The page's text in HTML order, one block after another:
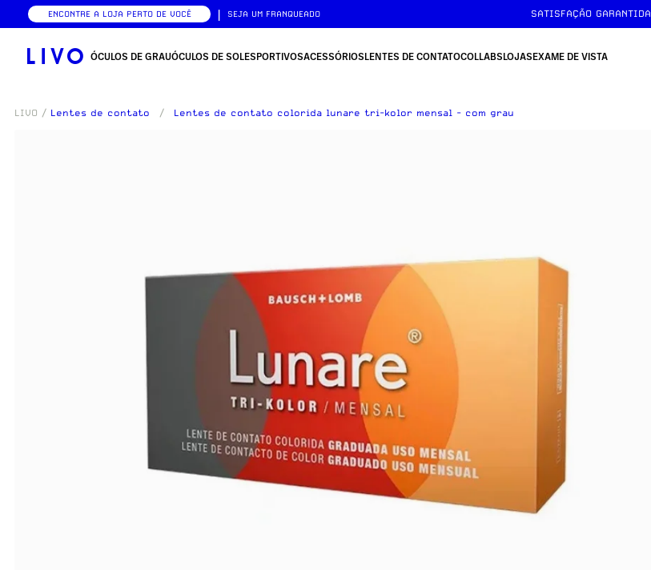
ENCONTRE A LOJA PERTO DE VOCÊ | SEJA UM FRANQUEADO SATISFAÇÃO GARANTIDA
ÓCULOS DE GRAUÓCULOS DE SOLESPORTIVOSACESSÓRIOSLENTES DE CONTATOCOLLABSLOJASEXAME DE VISTA
LIVO / Lentes de contato / Lentes de contato colorida lunare tri-kolor mensal - com grau